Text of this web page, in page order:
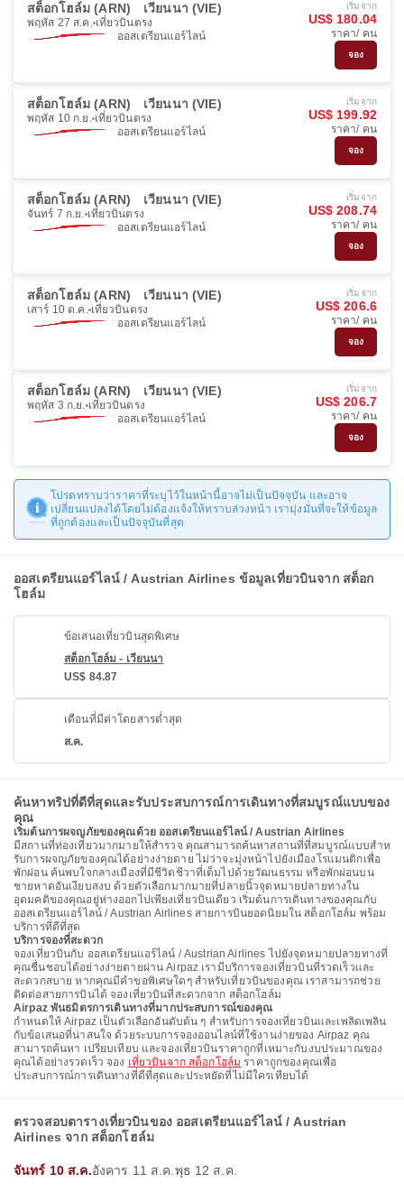
สต็อกโฮล์ม (ARN) เวียนนา (VIE)
พฤหัส 27 ส.ค. เที่ยวบินตรง
ออสเตรียนแอร์ไลน์
เริ่มจาก
US$ 180.04
ราคา/ คน
จอง
สต็อกโฮล์ม (ARN) เวียนนา (VIE)
พฤหัส 10 ก.ย. เที่ยวบินตรง
ออสเตรียนแอร์ไลน์
เริ่มจาก
US$ 199.92
ราคา/ คน
จอง
สต็อกโฮล์ม (ARN) เวียนนา (VIE)
จันทร์ 7 ก.ย. เที่ยวบินตรง
ออสเตรียนแอร์ไลน์
เริ่มจาก
US$ 208.74
ราคา/ คน
จอง
สต็อกโฮล์ม (ARN) เวียนนา (VIE)
เสาร์ 10 ต.ค. เที่ยวบินตรง
ออสเตรียนแอร์ไลน์
เริ่มจาก
US$ 206.6
ราคา/ คน
จอง
สต็อกโฮล์ม (ARN) เวียนนา (VIE)
พฤหัส 3 ก.ย. เที่ยวบินตรง
ออสเตรียนแอร์ไลน์
เริ่มจาก
US$ 206.7
ราคา/ คน
จอง
โปรดทราบว่าราคาที่ระบุไว้ในหน้านี้อาจไม่เป็นปัจจุบัน และอาจ
เปลี่ยนแปลงได้โดยไม่ต้องแจ้งให้ทราบล่วงหน้า เรามุ่งมั่นที่จะให้ข้อมูล
ที่ถูกต้องและเป็นปัจจุบันที่สุด
ออสเตรียนแอร์ไลน์ / Austrian Airlines ข้อมูลเที่ยวบินจาก สต็อก
โฮล์ม
ข้อเสนอเที่ยวบินสุดพิเศษ
สต็อกโฮล์ม - เวียนนา
US$ 84.87
เดือนที่มีค่าโดยสารต่ำสุด
ส.ค.
ค้นหาทริปที่ดีที่สุดและรับประสบการณ์การเดินทางที่สมบูรณ์แบบของ
คุณ
เริ่มต้นการผจญภัยของคุณด้วย ออสเตรียนแอร์ไลน์ / Austrian Airlines
มีสถานที่ท่องเที่ยวมากมายให้สํารวจ คุณสามารถค้นหาสถานที่ที่สมบูรณ์แบบสําห
รับการผจญภัยของคุณได้อย่างง่ายดาย ไม่ว่าจะมุ่งหน้าไปยังเมืองโรแมนติกเพื่อ
พักผ่อน ค้นพบใจกลางเมืองที่มีชีวิตชีวาที่เต็มไปด้วยวัฒนธรรม หรือพักผ่อนบน
ชายหาดอันเงียบสงบ ด้วยตัวเลือกมากมายที่ปลายนิ้วจุดหมายปลายทางใน
อุดมคติของคุณอยู่ห่างออกไปเพียงเที่ยวบินเดียว เริ่มต้นการเดินทางของคุณกับ
ออสเตรียนแอร์ไลน์ / Austrian Airlines สายการบินยอดนิยมใน สต็อกโฮล์ม พร้อม
บริการที่ดีที่สุด
บริการจองที่สะดวก
จองเที่ยวบินกับ ออสเตรียนแอร์ไลน์ / Austrian Airlines ไปยังจุดหมายปลายทางที่
คุณชื่นชอบได้อย่างง่ายดายผ่าน Airpaz เรามีบริการจองเที่ยวบินที่รวดเร็วและ
สะดวกสบาย หากคุณมีคำขอพิเศษใดๆ สำหรับเที่ยวบินของคุณ เราสามารถช่วย
ติดต่อสายการบินได้ จองเที่ยวบินที่สะดวกจาก สต็อกโฮล์ม
Airpaz พันธมิตรการเดินทางที่มากประสบการณ์ของคุณ
กําหนดให้ Airpaz เป็นตัวเลือกอันดับต้น ๆ สําหรับการจองเที่ยวบินและเพลิดเพลิน
กับข้อเสนอที่น่าสนใจ ด้วยระบบการจองออนไลน์ที่ใช้งานง่ายของ Airpaz คุณ
สามารถค้นหา เปรียบเทียบ และจองเที่ยวบินราคาถูกที่เหมาะกับงบประมาณของ
คุณได้อย่างรวดเร็ว จอง เที่ยวบินจาก สต็อกโฮล์ม ราคาถูกของคุณเพื่อ
ประสบการณ์การเดินทางที่ดีที่สุดและประหยัดที่ไม่มีใครเทียบได้
ตรวจสอบตารางเที่ยวบินของ ออสเตรียนแอร์ไลน์ / Austrian
Airlines จาก สต็อกโฮล์ม
จันทร์ 10 ส.ค.อังคาร 11 ส.ค. พุธ 12 ส.ค.